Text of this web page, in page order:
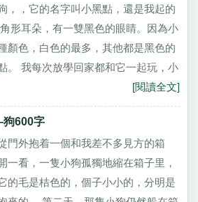
，，它的名字叫小黑點，還是我起的
形耳朵，有一雙黑色的眼睛。因為小
顏色，白色的最多，其他都是黑色的
。 我每次放學回家都和它一起玩，小
[閱讀全文]
600字
門外抱着一個和我差不多見方的箱
一看，一隻小狗孤獨地縮在箱子里，
的毛是桔色的，個子小小的，分明是